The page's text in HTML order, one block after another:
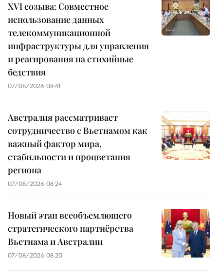
XVI созыва: Совместное
использование данных
телекоммуникационной
инфраструктуры для управления
и реагирования на стихийные
бедствия
07/08/2026 08:41
Австралия рассматривает
сотрудничество с Вьетнамом как
важный фактор мира,
стабильности и процветания
региона
07/08/2026 08:24
Новый этап всеобъемлющего
стратегического партнёрства
Вьетнама и Австралии
07/08/2026 08:20